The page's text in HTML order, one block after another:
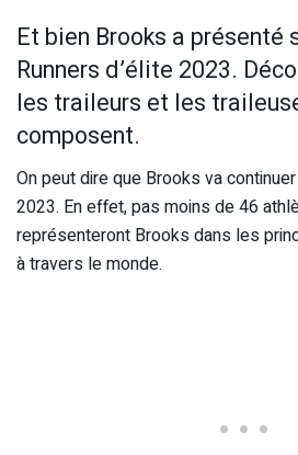
Et bien Brooks a présenté
Runners d’élite 2023.
les traileurs et les
composent.
On peut dire que Brooks va
2023. En effet, pas moins de 46
représenteront Brooks dans les
à travers le monde.